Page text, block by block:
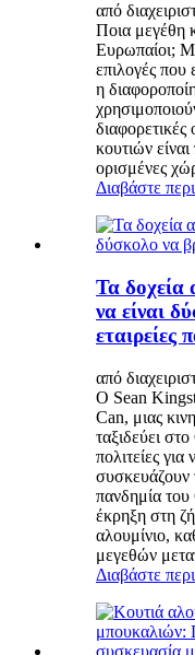
από
Ποια μεγέθη
Ευρωπαίοι;
επιλογές που
η
κουτιών
ορισμένες
Διαβάστε
Τα δοχεία
να είναι
εταιρείες
από
Ο Sean
Can, μιας
ταξιδεύει
πολιτείες
συσκευάζουν
πανδημία
έκρηξη στη
αλουμίνιο,
μεγεθών
Διαβάστε